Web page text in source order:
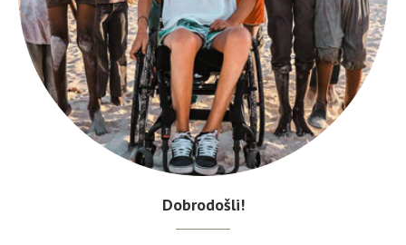
Dobrodošli!